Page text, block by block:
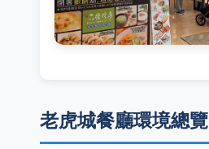
老虎城餐廳環境總覽